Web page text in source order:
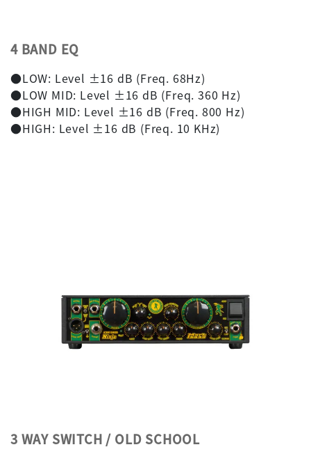
4 BAND EQ
●LOW: Level ±16 dB (Freq. 68Hz)
●LOW MID: Level ±16 dB (Freq. 360 Hz)
●HIGH MID: Level ±16 dB (Freq. 800 Hz)
●HIGH: Level ±16 dB (Freq. 10 KHz)
3 WAY SWITCH / OLD SCHOOL